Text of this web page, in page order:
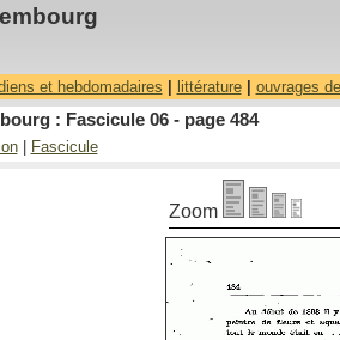
et hebdomadaires littérature| ouvrages
: Fascicule 06 - page 484
| Fascicule
Zoom